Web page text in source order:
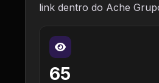
link dentro do Ache
65